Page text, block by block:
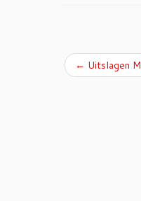
← Uitslagen